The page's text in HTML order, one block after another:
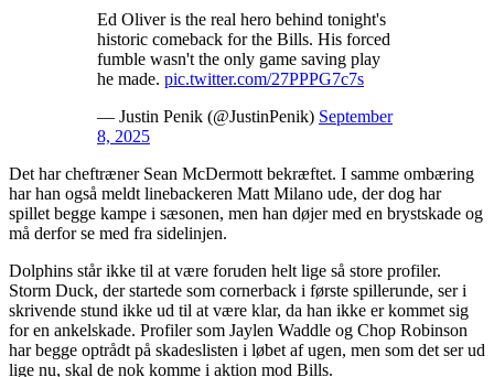
Ed Oliver is the real hero behind tonight's
historic comeback for the Bills. His forced
fumble wasn't the only game saving play
he made. pic.twitter.com/27PPPG7c7s
— Justin Penik (@JustinPenik) September
8, 2025
Det har cheftræner Sean McDermott bekræftet. I samme ombæring
har han også meldt linebackeren Matt Milano ude, der dog har
spillet begge kampe i sæsonen, men han døjer med en brystskade og
må derfor se med fra sidelinjen.
Dolphins står ikke til at være foruden helt lige så store profiler.
Storm Duck, der startede som cornerback i første spillerunde, ser i
skrivende stund ikke ud til at være klar, da han ikke er kommet sig
for en ankelskade. Profiler som Jaylen Waddle og Chop Robinson
har begge optrådt på skadeslisten i løbet af ugen, men som det ser ud
lige nu, skal de nok komme i aktion mod Bills.